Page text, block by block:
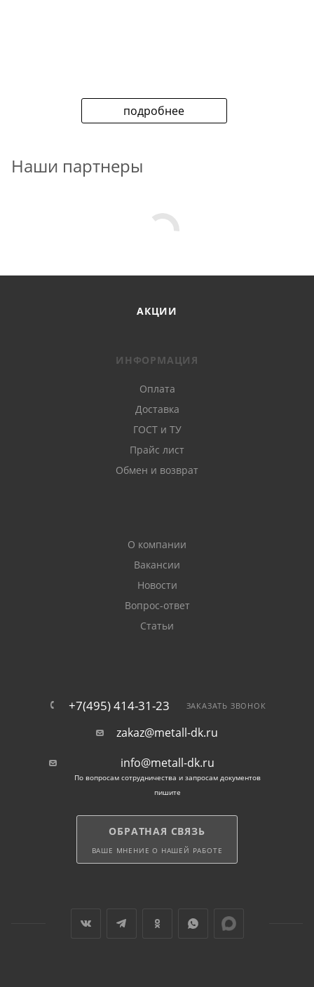
подробнее
Наши партнеры
АКЦИИ
ИНФОРМАЦИЯ
Оплата
Доставка
ГОСТ и ТУ
Прайс лист
Обмен и возврат
О компании
Вакансии
Новости
Вопрос-ответ
Статьи
+7(495) 414-31-23 ЗАКАЗАТЬ ЗВОНОК
zakaz@metall-dk.ru
info@metall-dk.ru
По вопросам сотрудничества и запросам документов
пишите
ОБРАТНАЯ СВЯЗЬ
ВАШЕ МНЕНИЕ О НАШЕЙ РАБОТЕ